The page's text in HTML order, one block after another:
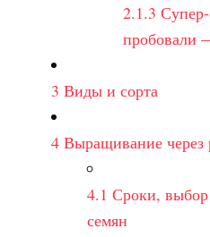
2.1.3
пробовали
3 Виды и сорта
4 Выращивание через
4.1 Сроки, выбор
семян